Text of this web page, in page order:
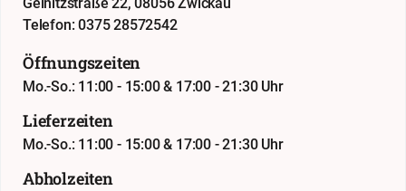
Telefon: 0375 28572542
Öffnungszeiten
Mo.-So.: 11:00 - 15:00 & 17:00 - 21:30 Uhr
Lieferzeiten
Mo.-So.: 11:00 - 15:00 & 17:00 - 21:30 Uhr
Abholzeiten